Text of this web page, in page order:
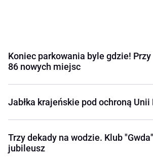
Koniec parkowania byle gdzie!
86 nowych miejsc
Jabłka krajeńskie pod ochroną
Trzy dekady na wodzie. Klub
jubileusz